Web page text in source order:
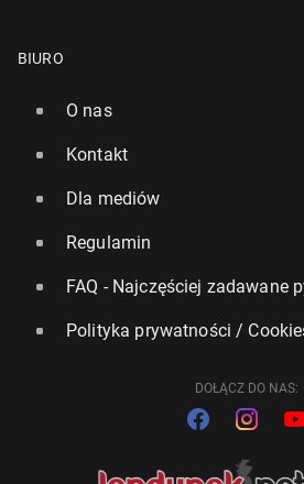
BIURO
O nas
Kontakt
Dla mediów
Regulamin
FAQ - Najczęściej zadawane
Polityka prywatności /
DOŁĄCZ DO NAS: